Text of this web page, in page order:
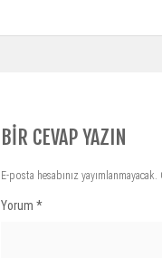
BIR CEVAP YAZIN
E-posta hesabınız yayımlanmayacak.
Yorum *